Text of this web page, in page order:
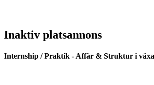
Inaktiv platsannons
Internship / Praktik - Affär & Struktur i